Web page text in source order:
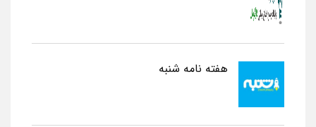
هفته نامه شنبه